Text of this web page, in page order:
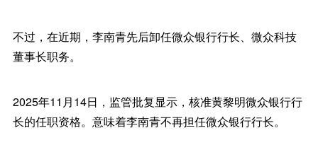
不过，在近期，李南青先后卸任微众银行行长、微众科技
董事长职务。
2025年11月14日，监管批复显示，核准黄黎明微众银行行
长的任职资格。意味着李南青不再担任微众银行行长。